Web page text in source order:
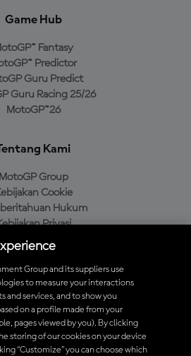
Game Hub
Fantasy
Predictor
Guru Predict
Guru Racing 25/26
MotoGP™26
Kami
MotoGP Group
Cookie
Hukum
Privasi
Pembelian
Resmi MotoGP™
Group and its suppliers use
to measure your interactions
and services, and to show you
on a profile made from your
pages viewed by you). By clicking
storing of our cookies on your device
“Customize” you can choose which